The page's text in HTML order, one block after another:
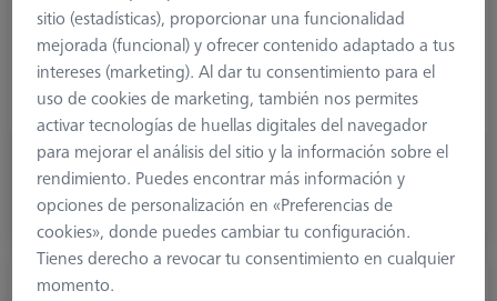
Connection Type
M3 XXT
Measuring Length
41,0 mm
Ø Shaft (DS)
2,0 mm
Stylus Type
Straight
664,20 €
más el IVA
Hecho a medida
STY M3 XXT DK3.05 L75 D!S carbo
sitio (estadísticas), proporcionar una funcionalidad
mejorada (funcional) y ofrecer contenido adaptado a tus
intereses (marketing). Al dar tu consentimiento para el
uso de cookies de marketing, también nos permites
activar tecnologías de huellas digitales del navegador
para mejorar el análisis del sitio y la información sobre el
rendimiento. Puedes encontrar más información y
opciones de personalización en «Preferencias de
cookies», donde puedes cambiar tu configuración.
Tienes derecho a revocar tu consentimiento en cualquier
momento.